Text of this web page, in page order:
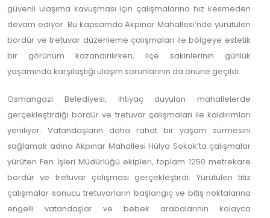
güvenli ulaşıma kavuşması için çalışmalarına hız kesmeden
devam ediyor. Bu kapsamda Akpınar Mahallesi’nde yürütülen
bordür ve tretuvar düzenleme çalışmaları ile bölgeye estetik
bir görünüm kazandırılırken, ilçe sakinlerinin günlük
yaşamında karşılaştığı ulaşım sorunlarının da önüne geçildi.
Osmangazi Belediyesi, ihtiyaç duyulan mahallelerde
gerçekleştirdiği bordür ve tretuvar çalışmaları ile kaldırımları
yeniliyor. Vatandaşların daha rahat bir yaşam sürmesini
sağlamak adına Akpınar Mahallesi Hülya Sokak’ta çalışmalar
yürüten Fen İşleri Müdürlüğü ekipleri, toplam 1250 metrekare
bordür ve tretuvar çalışması gerçekleştirdi. Yürütülen titiz
çalışmalar sonucu tretuvarların başlangıç ve bitiş noktalarına
engelli vatandaşlar ve bebek arabalarının kolayca